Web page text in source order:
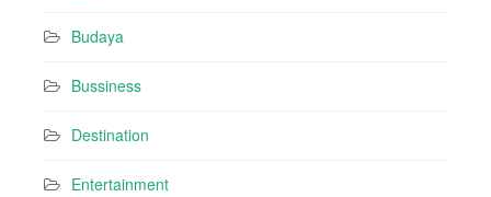
Budaya
Bussiness
Destination
Entertainment